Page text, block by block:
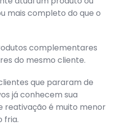
mais completo do que o
complementares
do mesmo cliente.
que pararam de
já conhecem sua
reativação é muito menor
fria.